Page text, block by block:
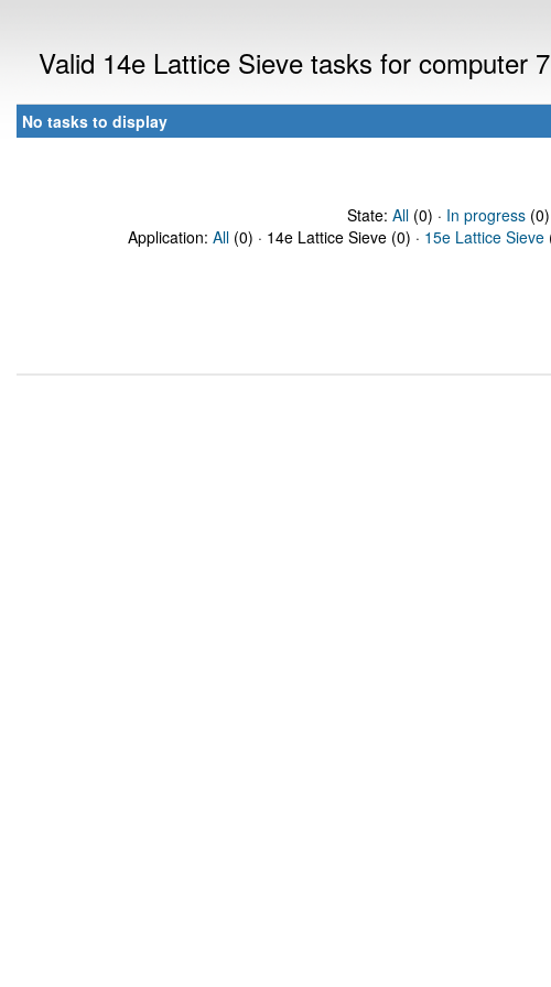
Valid 14e Lattice Sieve tasks for computer
No tasks to display
State: All(0) · In progress(0)
Application: All (0) · 14e Lattice Sieve (0) · 15e Lattice Sieve